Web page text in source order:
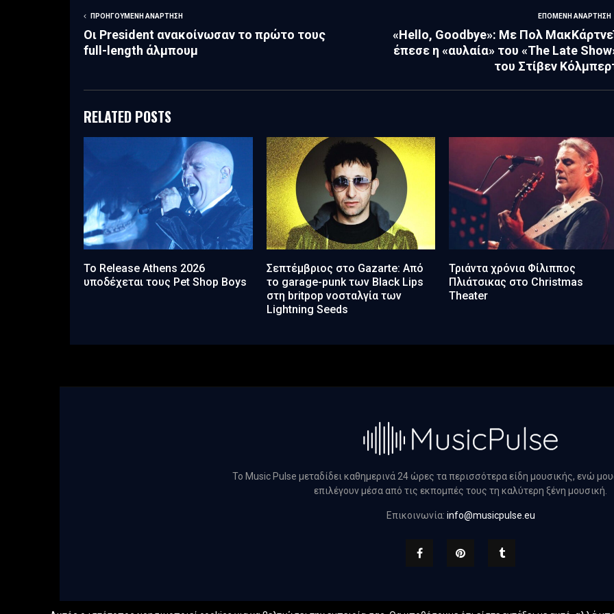
ΠΡΟΗΓΟΎΜΕΝΗ ΑΝΆΡΤΗΣΗ
Οι President ανακοίνωσαν το πρώτο τους
full-length άλμπουμ
ΕΠΌΜΕΝΗ ΑΝΆΡΤΗΣΗ
«Hello, Goodbye»: Με Πολ
έπεσε η «αυλαία» του «The Late
του Στίβεν
RELATED POSTS
Το Release Athens 2026
υποδέχεται τους Pet Shop Boys
Σεπτέμβριος στο Gazarte: Από
το garage-punk των Black Lips
στη britpop νοσταλγία των
Lightning Seeds
Τριάντα χρόνια Φίλιππος
Πλιάτσικας στο Christmas
Theater
Το Music Pulse μεταδίδει καθημερινά 24 ώρες τα περισσότερα είδη μουσικής, ενώ
επιλέγουν μέσα από τις εκπομπές τους τη καλύτερη ξένη μουσική.
Επικοινωνία: info@musicpulse.eu